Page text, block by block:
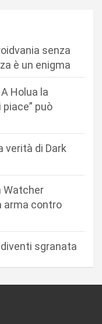
senza
è un enigma
Holua la
piace” può
verità di Dark
Watcher
arma contro
sgranata